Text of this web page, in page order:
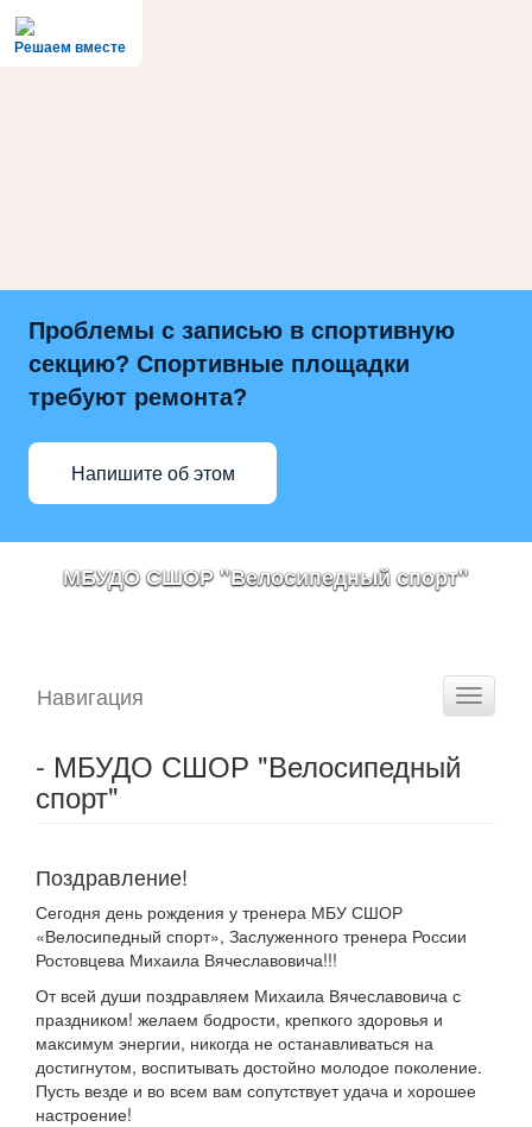
Решаем вместе
Проблемы с записью в спортивную
секцию? Спортивные площадки
требуют ремонта?
Напишите об этом
МБУДО СШОР "Велосипедный спорт"
Toggle
Навигация
- МБУДО СШОР "Велосипедный
спорт"
Поздравление!
Сегодня день рождения у тренера МБУ СШОР
«Велосипедный спорт», Заслуженного тренера России
Ростовцева Михаила Вячеславовича!!!
От всей души поздравляем Михаила Вячеславовича с
праздником! желаем бодрости, крепкого здоровья и
максимум энергии, никогда не останавливаться на
достигнутом, воспитывать достойно молодое поколение.
Пусть везде и во всем вам сопутствует удача и хорошее
настроение!